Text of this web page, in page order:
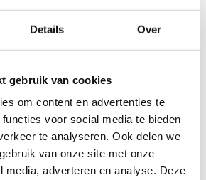
Details Over
gebruik van cookies
om content en advertenties te
voor social media te bieden
te analyseren. Ook delen we
van onze site met onze
media, adverteren en analyse. Deze
deksel, Ø 94mm x 16mm,